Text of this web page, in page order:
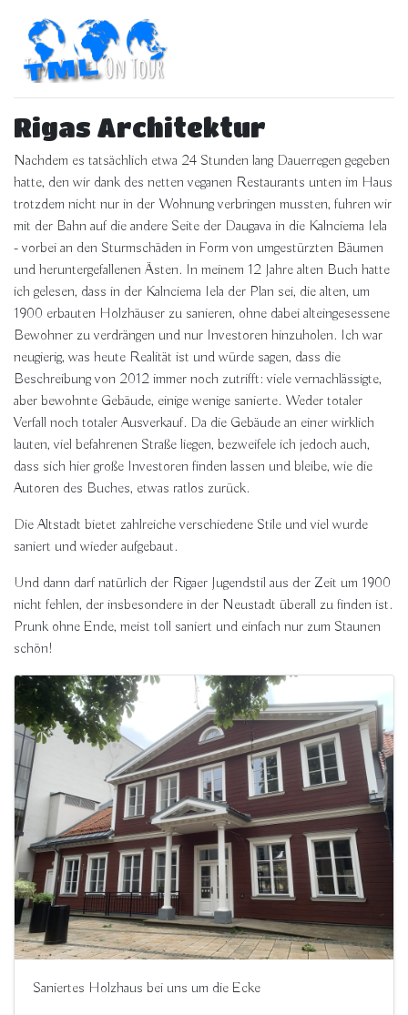
Rigas Architektur
Nachdem es tatsächlich etwa 24 Stunden lang Dauerregen gegeben
hatte, den wir dank des netten veganen Restaurants unten im Haus
trotzdem nicht nur in der Wohnung verbringen mussten, fuhren wir
mit der Bahn auf die andere Seite der Daugava in die Kalnciema Iela
- vorbei an den Sturmschäden in Form von umgestürzten Bäumen
und heruntergefallenen Ästen. In meinem 12 Jahre alten Buch hatte
ich gelesen, dass in der Kalnciema Iela der Plan sei, die alten, um
1900 erbauten Holzhäuser zu sanieren, ohne dabei alteingesessene
Bewohner zu verdrängen und nur Investoren hinzuholen. Ich war
neugierig, was heute Realität ist und würde sagen, dass die
Beschreibung von 2012 immer noch zutrifft: viele vernachlässigte,
aber bewohnte Gebäude, einige wenige sanierte. Weder totaler
Verfall noch totaler Ausverkauf. Da die Gebäude an einer wirklich
lauten, viel befahrenen Straße liegen, bezweifele ich jedoch auch,
dass sich hier große Investoren finden lassen und bleibe, wie die
Autoren des Buches, etwas ratlos zurück.
Die Altstadt bietet zahlreiche verschiedene Stile und viel wurde
saniert und wieder aufgebaut.
Und dann darf natürlich der Rigaer Jugendstil aus der Zeit um 1900
nicht fehlen, der insbesondere in der Neustadt überall zu finden ist.
Prunk ohne Ende, meist toll saniert und einfach nur zum Staunen
schön!
Saniertes Holzhaus bei uns um die Ecke